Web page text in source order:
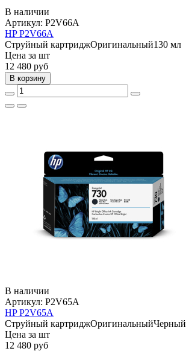
В наличии
Артикул: P2V66A
HP P2V66A
Струйный картриджОригинальный130 мл
Цена за шт
12 480 руб
В корзину
В наличии
Артикул: P2V65A
HP P2V65A
Струйный картриджОригинальныйЧерный
Цена за шт
12 480 руб